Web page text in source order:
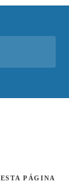
ESTA PÁGINA